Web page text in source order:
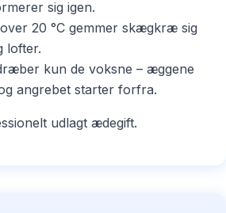
sig igen.
20 °C gemmer skægkræ sig
lofter.
kun de voksne – æggene
angrebet starter forfra.
udlagt ædegift.